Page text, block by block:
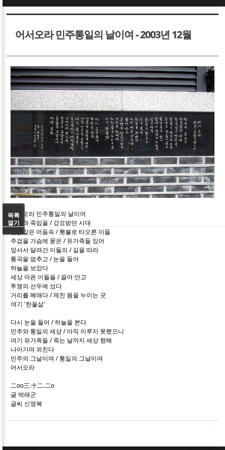
어서오라 민주통일의 날이여 - 2003년 12월
어서오라 민주통일의 날이여
억압과 죽임을 / 강요받던 시대
칠흙같은 어둠속 / 횃불로 타오른 이들
주검을 가슴에 묻은 / 유가족들 있어
앞서서 달려간 이들의 / 길을 따라
통곡을 멈추고 / 눈을 들어
하늘을 보았다
세상 아픈 이들을 / 끌어 안고
투쟁의 선두에 섰다
거리를 헤매다 / 제친 몸을 누이는 곳
여기 '한울삶'
다시 눈을 들어 / 하늘을 본다
민주와 통일의 세상 / 아직 이루지 못했으니
여기 유가족들 / 죽는 날까지 세상 향해
나아가며 외친다
민주의 그날이여 / 통일의 그날이여
어서오라
二oo三.十二.二o
글 박래군
글씨 신영복
목록
열기
Sketchbook5, 스케치북5
Sketchbook5, 스케치북5
Sketchbook5, 스케치북5
Sketchbook5, 스케치북5